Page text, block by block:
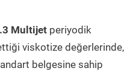
Multijet periyodik
viskotize değerlerinde,
belgesine sahip